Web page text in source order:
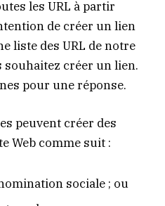
les URL à partir
de créer un lien
liste des URL de notre
souhaitez créer un lien.
pour une réponse.
peuvent créer des
Web comme suit :
sociale ; ou